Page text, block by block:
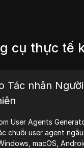
cụ thực tế
Tác nhân
User Agents
chuỗi user agent
macOS,